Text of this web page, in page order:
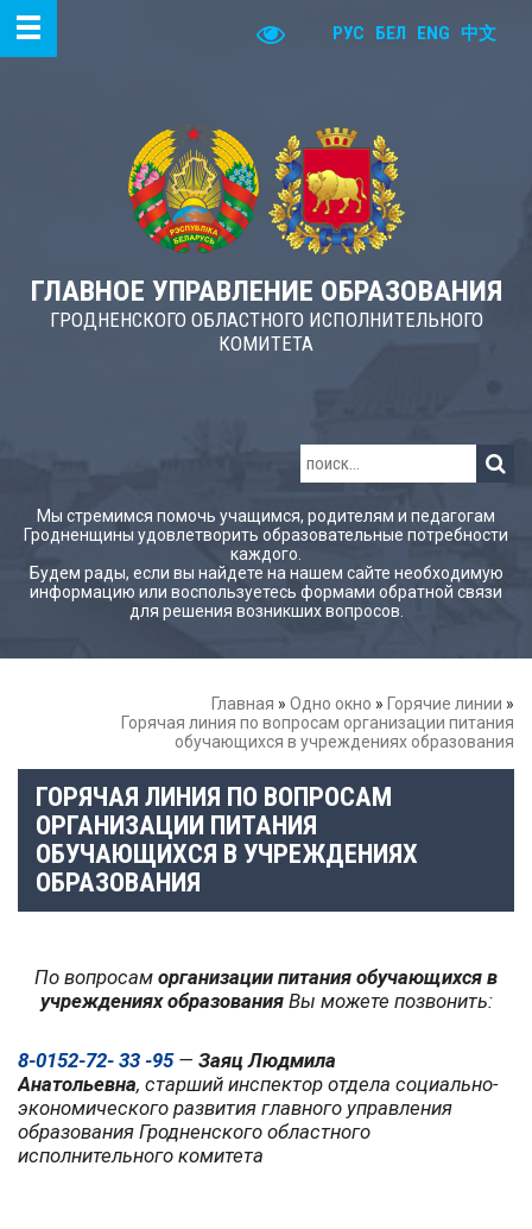
РУС БЕЛ ENG 中文
ГЛАВНОЕ УПРАВЛЕНИЕ ОБРАЗОВАНИЯ
ГРОДНЕНСКОГО ОБЛАСТНОГО ИСПОЛНИТЕЛЬНОГО
КОМИТЕТА
Мы стремимся помочь учащимся, родителям и педагогам
Гродненщины удовлетворить образовательные потребности
каждого.
Будем рады, если вы найдете на нашем сайте необходимую
информацию или воспользуетесь формами обратной связи
для решения возникших вопросов.
Главная » Одно окно » Горячие линии »
Горячая линия по вопросам организации питания
обучающихся в учреждениях образования
ГОРЯЧАЯ ЛИНИЯ ПО ВОПРОСАМ
ОРГАНИЗАЦИИ ПИТАНИЯ
ОБУЧАЮЩИХСЯ В УЧРЕЖДЕНИЯХ
ОБРАЗОВАНИЯ
По вопросам организации питания обучающихся в
учреждениях образованияВы можете позвонить:
8-0152-72- 33 -95— Заяц Людмила
Анатольевна, старший инспектор отдела социально-
экономического развития главного управления
образования Гродненского областного
исполнительного комитета